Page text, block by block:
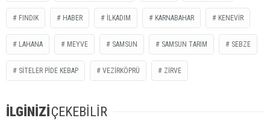
FINDIK HABER İLKADIM KARNABAHAR KENEVİR
LAHANA MEYVE SAMSUN SAMSUN TARIM SEBZE
SİTELER PİDE KEBAP VEZİRKÖPRÜ ZİRVE
İLGİNİZİÇEKEBİLİR